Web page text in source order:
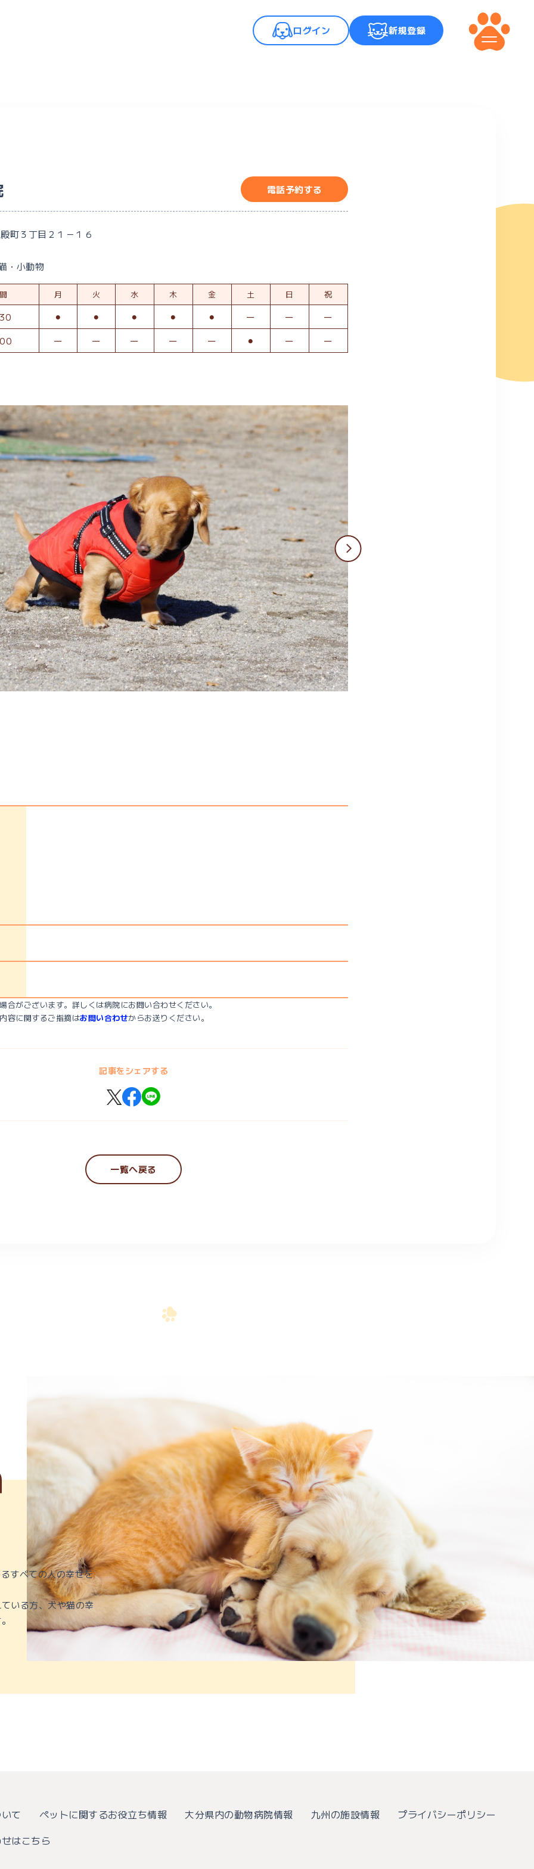
ログイン 新規登録
メニュー
電話予約する
町３丁目２１－１６
・小動物
月 火 水 木 金 土 日 祝
⚫︎ ⚫︎ ⚫︎ ⚫︎ ⚫︎ ー ー
ー
ー ー ー ー ー ⚫︎ ー ー
がございます。詳しくは病院にお問い合わせください。
容に関するご指摘はお問い合わせからお送りください。
記事をシェアする
一覧へ戻る
すべての人の幸せを
いる方、犬や猫の幸
て ペットに関するお役立ち情報 大分県内の動物病院情報 九州の施設情報
プライバシーポリシー
はこちら